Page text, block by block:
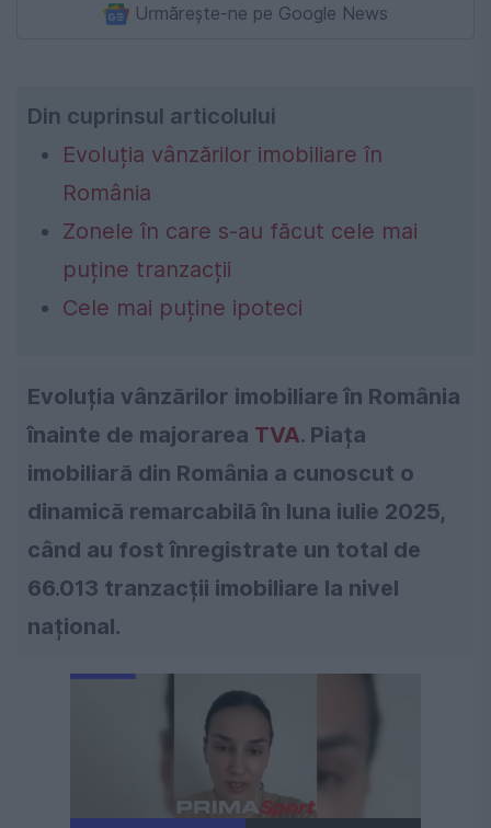
Urmărește-ne pe Google News
Din cuprinsul articolului
Evoluția vânzărilor imobiliare în
România
Zonele în care s-au făcut cele mai
puține tranzacții
Cele mai puține ipoteci
Evoluția vânzărilor imobiliare în România
înainte de majorarea TVA. Piața
imobiliară din România a cunoscut o
dinamică remarcabilă în luna iulie 2025,
când au fost înregistrate un total de
66.013 tranzacții imobiliare la nivel
național.